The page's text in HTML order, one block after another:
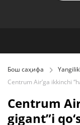
Бош саҳифа
Centrum Air’ga ikkinchi
Centrum
gigant”i